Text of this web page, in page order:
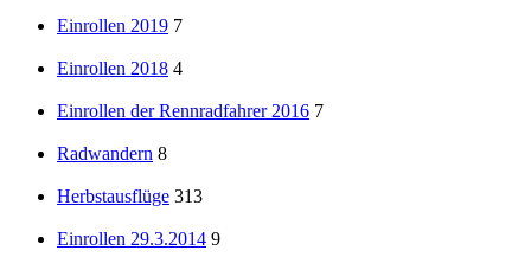
Einrollen 2019 7
Einrollen 2018 4
Einrollen der Rennradfahrer 2016 7
Radwandern 8
Herbstausflüge 313
Einrollen 29.3.2014 9